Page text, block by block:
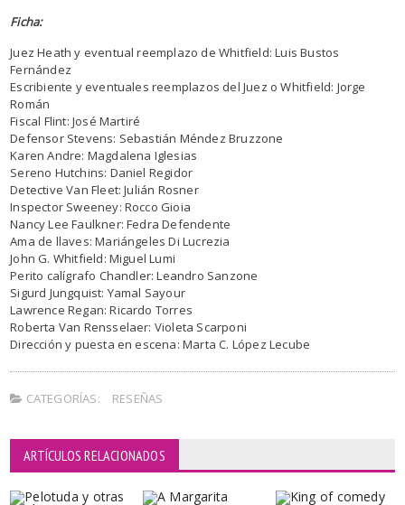
Ficha:
Juez Heath y eventual reemplazo de Whitfield: Luis Bustos
Fernández
Escribiente y eventuales reemplazos del Juez o Whitfield: Jorge
Román
Fiscal Flint: José Martiré
Defensor Stevens: Sebastián Méndez Bruzzone
Karen Andre: Magdalena Iglesias
Sereno Hutchins: Daniel Regidor
Detective Van Fleet: Julián Rosner
Inspector Sweeney: Rocco Gioia
Nancy Lee Faulkner: Fedra Defendente
Ama de llaves: Mariángeles Di Lucrezia
John G. Whitfield: Miguel Lumi
Perito calígrafo Chandler: Leandro Sanzone
Sigurd Jungquist: Yamal Sayour
Lawrence Regan: Ricardo Torres
Roberta Van Rensselaer: Violeta Scarponi
Dirección y puesta en escena: Marta C. López Lecube
CATEGORÍAS: RESEÑAS
ARTÍCULOS RELACIONADOS